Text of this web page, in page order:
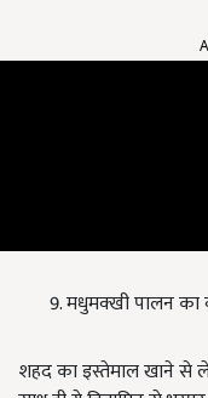
मधुमक्खी पालन का
शहद का इस्तेमाल खाने से